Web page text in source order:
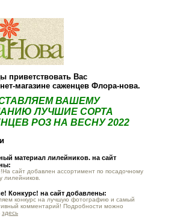
приветствовать Вас
магазине саженцев Флора-нова.
ВАШЕМУ
ЛУЧШИЕ СОРТА
РОЗ НА ВЕСНУ 2022
материал лилейников. на сайт
сайт добавлен ассортимент по посадочному
лилейников.
Конкурс! на сайт добавлены:
конкурс на лучшую фотографию и самый
комментарий! Подробности можно
здесь